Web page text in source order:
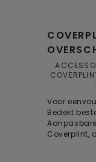
Voor
Bedekt
Coverplint,